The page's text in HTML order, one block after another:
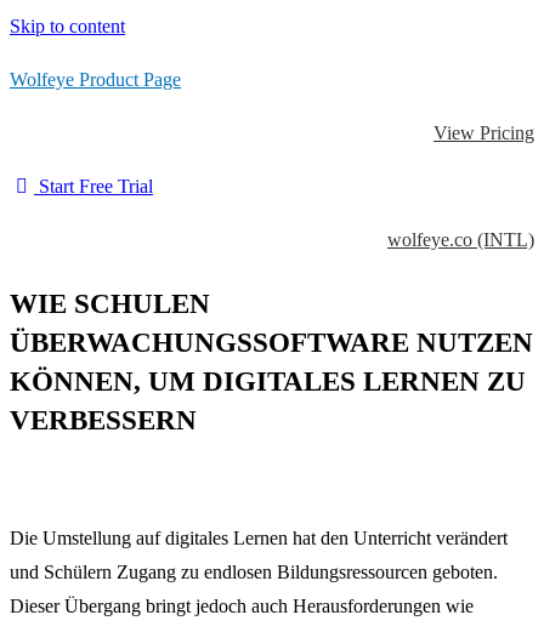
Skip to content
Wolfeye Product Page
View Pricing
Start Free Trial
wolfeye.co (INTL)
WIE SCHULEN
ÜBERWACHUNGSSOFTWARE NUTZEN
KÖNNEN, UM DIGITALES LERNEN ZU
VERBESSERN
Die Umstellung auf digitales Lernen hat den Unterricht verändert
und Schülern Zugang zu endlosen Bildungsressourcen geboten.
Dieser Übergang bringt jedoch auch Herausforderungen wie